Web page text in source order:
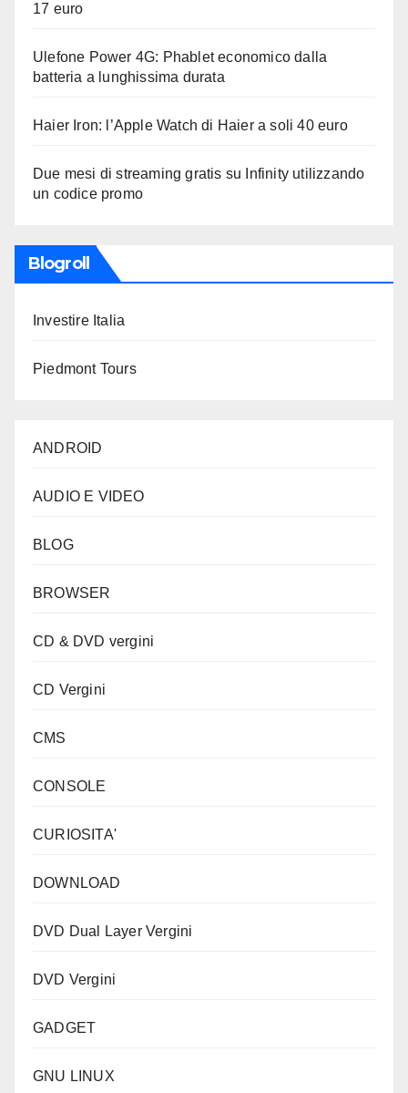
17 euro
Ulefone Power 4G: Phablet economico dalla
batteria a lunghissima durata
Haier Iron: l’Apple Watch di Haier a soli 40 euro
Due mesi di streaming gratis su Infinity utilizzando
un codice promo
Blogroll
Investire Italia
Piedmont Tours
ANDROID
AUDIO E VIDEO
BLOG
BROWSER
CD & DVD vergini
CD Vergini
CMS
CONSOLE
CURIOSITA'
DOWNLOAD
DVD Dual Layer Vergini
DVD Vergini
GADGET
GNU LINUX